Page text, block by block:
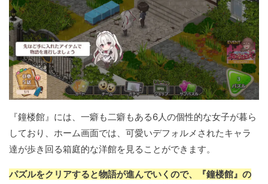
『鐘楼館』には、一癖も二癖もある6人の個性的な女子が暮ら
しており、ホーム画面では、可愛いデフォルメされたキャラ
達が歩き回る箱庭的な洋館を見ることができます。
パズルをクリアすると物語が進んでいくので、『鐘楼館』の